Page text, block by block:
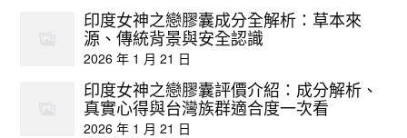
印度女神之戀膠囊成分全解析：草本來
源、傳統背景與安全認識
2026 年 1 月 21 日
印度女神之戀膠囊評價介紹：成分解析、
真實心得與台灣族群適合度一次看
2026 年 1 月 21 日